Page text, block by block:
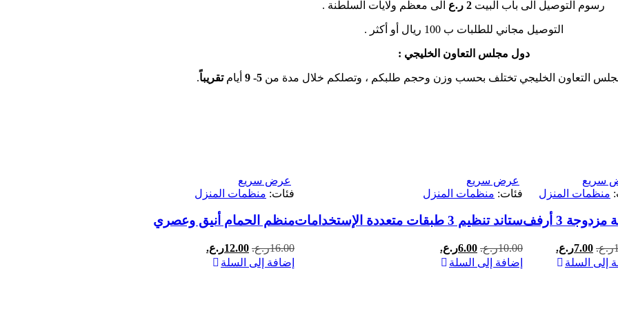
رسوم التوصيل الى باب البيت 2 ر.ع الى معظم ولايات السلطنة .
التوصيل مجاني للطلبات ب 100 ريال أو أكثر .
دول مجلس التعاون الخليجي :
التعاون الخليجي تختلف بحسب وزن وحجم طلبكم ، وتصلكم خلال مدة من 5- 9 أيامتقريباً.
سريع
منظمات المنزل
3 أرفف
ر.ع. السعر
الأصلي
7.00ر.ع.
إلى السلة
عرض سريع
فئات: منظمات المنزل
ستاند تنظيم 3 طبقات متعددة الإستخدامات
10.00ر.ع. السعر
الأصلي
6.00ر.ع.
إضافة إلى السلة
عرض سريع
فئات: منظمات المنزل
منظم الحمام أنيق وعصري
16.00ر.ع. السعر
الأصلي
12.00ر.ع.
إضافة إلى السلة